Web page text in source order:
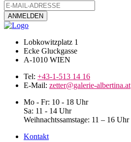
Lobkowitzplatz 1
Ecke Gluckgasse
A-1010 WIEN
Tel: +43-1-513 14 16
E-Mail: zetter@galerie-albertina.at
Mo - Fr: 10 - 18 Uhr
Sa: 11 - 14 Uhr
Weihnachtssamstage: 11 – 16 Uhr
Kontakt